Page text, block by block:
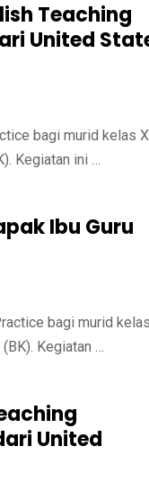
Teaching
United
bagi murid kelas
Kegiatan ini …
Ibu Guru
bagi murid kelas
Kegiatan …
United